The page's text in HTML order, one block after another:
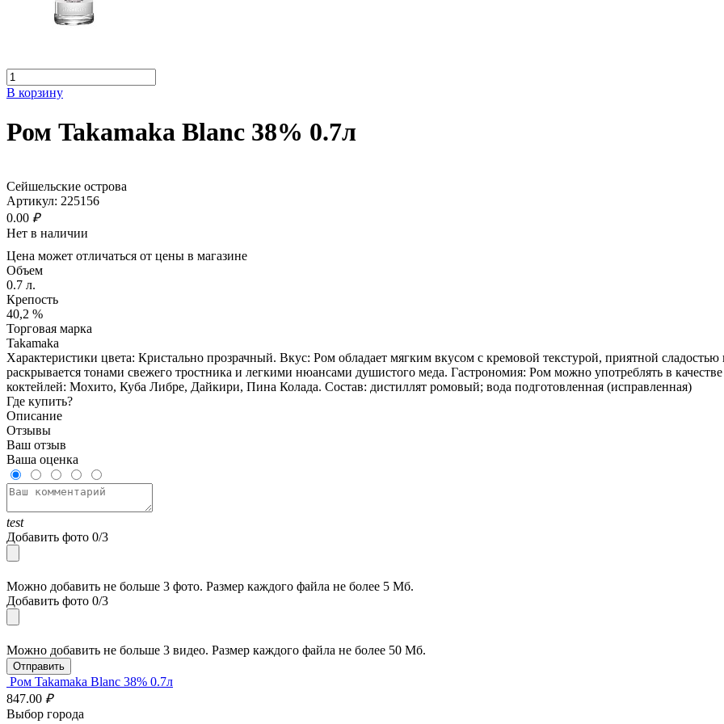
В корзину
Ром Takamaka Blanc 38% 0.7л
Сейшельские острова
Артикул: 225156
0.00 ₽
Нет в наличии
Цена может отличаться от цены в магазине
Объем
0.7 л.
Крепость
40,2 %
Торговая марка
Takamaka
Характеристики цвета: Кристально прозрачный. Вкус: Ром обладает мягким вкусом с кремовой текстурой, приятной
раскрывается тонами свежего тростника и легкими нюансами душистого меда. Гастрономия: Ром можно употреблять в
коктейлей: Мохито, Куба Либре, Дайкири, Пина Колада. Состав: дистиллят ромовый; вода подготовленная (исправленная)
Где купить?
Описание
Отзывы
Ваш отзыв
Ваша оценка
test
Добавить фото 0/3
Можно добавить не больше 3 фото. Размер каждого файла не более 5 Мб.
Добавить фото 0/3
Можно добавить не больше 3 видео. Размер каждого файла не более 50 Мб.
Ром Takamaka Blanc 38% 0.7л
847.00 ₽
Выбор города